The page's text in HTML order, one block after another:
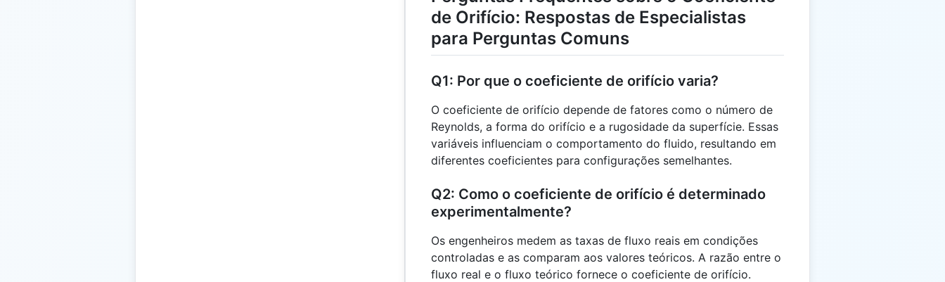
de Orifício: Respostas de Especialistas
para Perguntas Comuns
Q1: Por que o coeficiente de orifício varia?
O coeficiente de orifício depende de fatores como o número de
Reynolds, a forma do orifício e a rugosidade da superfície. Essas
variáveis ​​influenciam o comportamento do fluido, resultando em
diferentes coeficientes para configurações semelhantes.
Q2: Como o coeficiente de orifício é determinado
experimentalmente?
Os engenheiros medem as taxas de fluxo reais em condições
controladas e as comparam aos valores teóricos. A razão entre o
fluxo real e o fluxo teórico fornece o coeficiente de orifício.